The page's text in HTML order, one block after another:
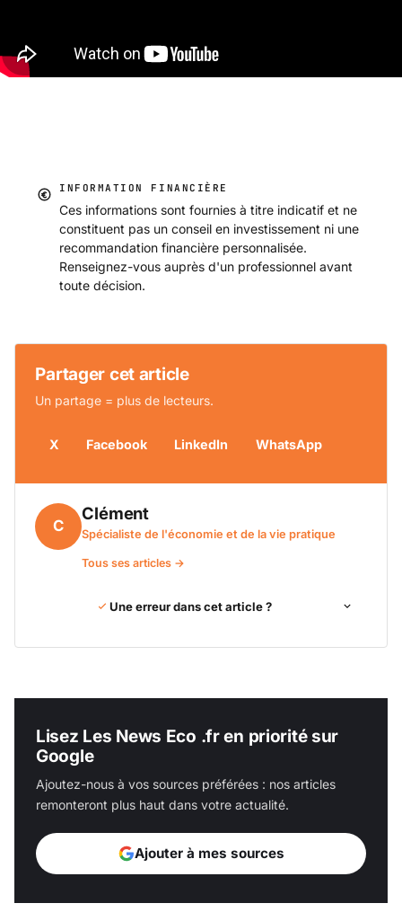
INFORMATION FINANCIÈRE
Ces informations sont fournies à titre indicatif et ne
constituent pas un conseil en investissement ni une
recommandation financière personnalisée.
Renseignez-vous auprès d'un professionnel avant
toute décision.
Partager cet article
Un partage = plus de lecteurs.
X Facebook LinkedIn WhatsApp
C
Clément
Spécialiste de l'économie et de la vie pratique
Tous ses articles →
Une erreur dans cet article ?
Lisez Les News Eco .fr en priorité sur
Google
Ajoutez-nous à vos sources préférées : nos articles
remonteront plus haut dans votre actualité.
Ajouter à mes sources